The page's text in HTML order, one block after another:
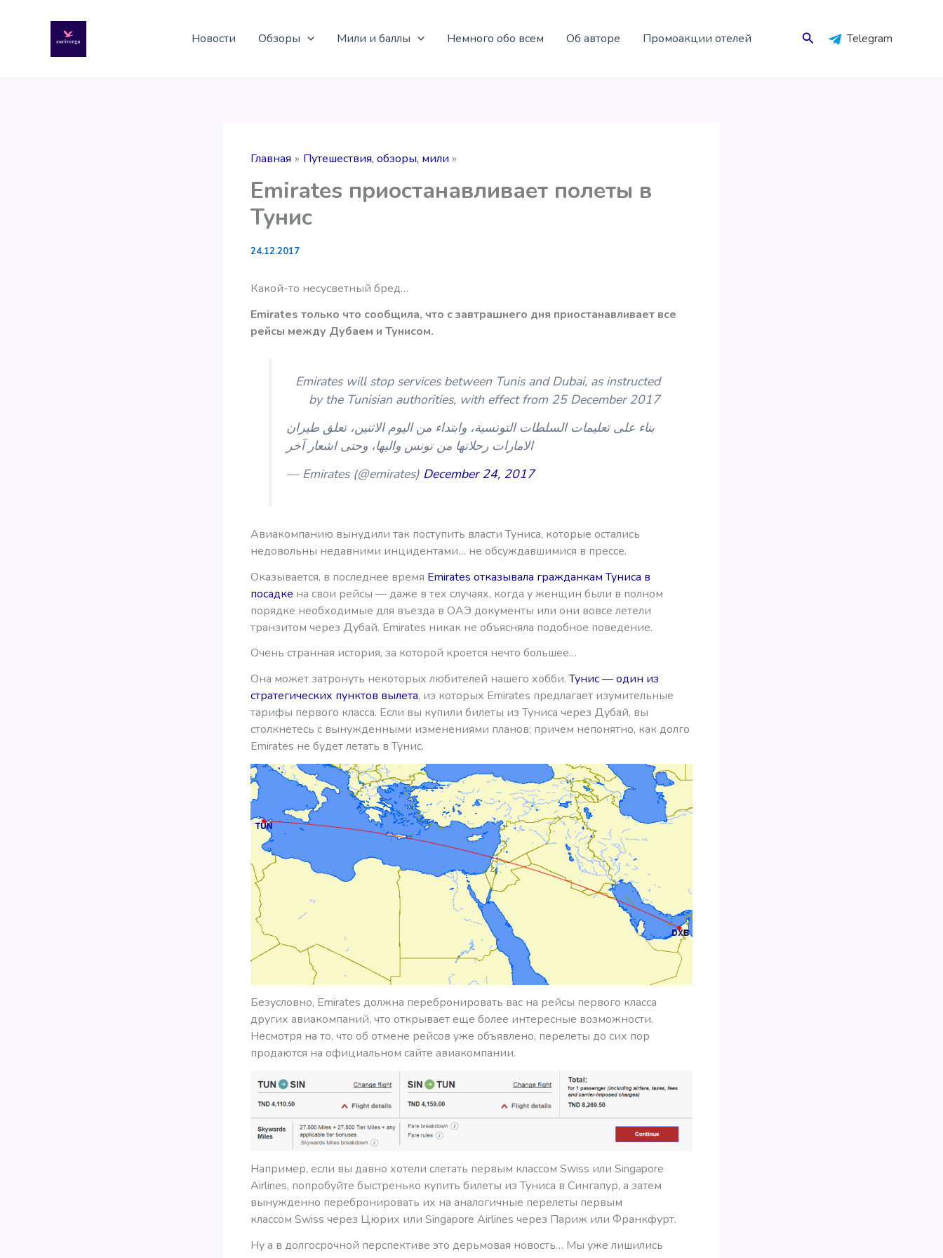
содержимому
Новости Обзоры Мили и баллы Немного обо всем Об авторе Промоакции отелей Поиск Telegram
Главная Путешествия, обзоры, мили
Emirates приостанавливает полеты в
Тунис
24.12.2017
Какой-то несусветный бред…
Emirates только что сообщила, что с завтрашнего дня приостанавливает все
рейсы между Дубаем и Тунисом.
Emirates will stop services between Tunis and Dubai, as instructed
by the Tunisian authorities, with effect from 25 December 2017
بناء على تعليمات السلطات التونسية، وابتداء من اليوم الاثنين، تعلق طيران
الامارات رحلاتها من تونس واليها، وحتى اشعار آخر
— Emirates (@emirates) December 24, 2017
Авиакомпанию вынудили так поступить власти Туниса, которые остались
недовольны недавними инцидентами… не обсуждавшимися в прессе.
Оказывается, в последнее время Emirates отказывала гражданкам Туниса в
посадке на свои рейсы — даже в тех случаях, когда у женщин были в полном
порядке необходимые для въезда в ОАЭ документы или они вовсе летели
транзитом через Дубай. Emirates никак не объясняла подобное поведение.
Очень странная история, за которой кроется нечто большее…
Она может затронуть некоторых любителей нашего хобби.Тунис — один из
стратегических пунктов вылета, из которых Emirates предлагает изумительные
тарифы первого класса. Если вы купили билеты из Туниса через Дубай, вы
столкнетесь с вынужденными изменениями планов; причем непонятно, как долго
Emirates не будет летать в Тунис.
Безусловно, Emirates должна перебронировать вас на рейсы первого класса
других авиакомпаний, что открывает еще более интересные возможности.
Несмотря на то, что об отмене рейсов уже объявлено, перелеты до сих пор
продаются на официальном сайте авиакомпании.
Например, если вы давно хотели слетать первым классом Swiss или Singapore
Airlines, попробуйте быстренько купить билеты из Туниса в Сингапур, а затем
вынужденно перебронировать их на аналогичные перелеты первым
классом Swiss через Цюрих или Singapore Airlines через Париж или Франкфурт.
Ну а в долгосрочной перспективе это дерьмовая новость… Мы уже лишились